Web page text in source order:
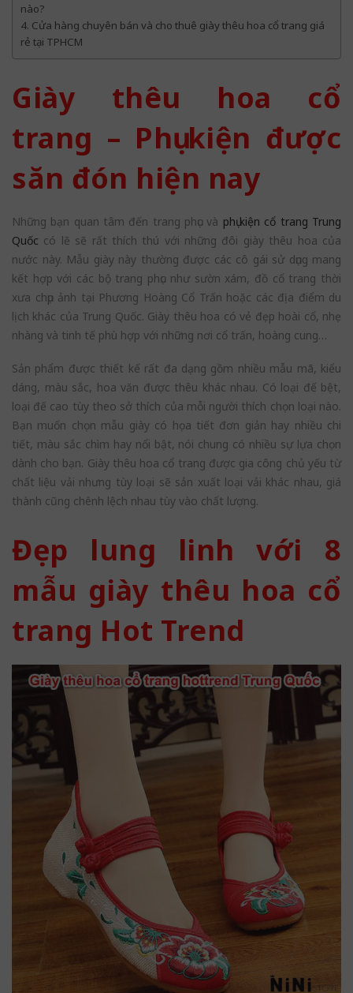
nào?
Cửa hàng chuyên bán và cho thuê giày thêu hoa cổ trang giá
rẻ tại TPHCM
Giày thêu hoa cổ
trang – Phụ kiện được
săn đón hiện nay
Những bạn quan tâm đến trang phục và phụ kiện cổ trang Trung
Quốc có lẽ sẽ rất thích thú với những đôi giày thêu hoa của
nước này. Mẫu giày này thường được các cô gái sử dụng mang
kết hợp với các bộ trang phục như sườn xám, đồ cổ trang thời
xưa chụp ảnh tại Phương Hoàng Cổ Trấn hoặc các địa điểm du
lịch khác của Trung Quốc. Giày thêu hoa có vẻ đẹp hoài cổ, nhẹ
nhàng và tinh tế phù hợp với những nơi cổ trấn, hoàng cung…
Sản phẩm được thiết kế rất đa dạng gồm nhiều mẫu mã, kiểu
dáng, màu sắc, hoa văn được thêu khác nhau. Có loại đế bệt,
loại đế cao tùy theo sở thích của mỗi người thích chọn loại nào.
Bạn muốn chọn mẫu giày có họa tiết đơn giản hay nhiều chi
tiết, màu sắc chìm hay nổi bật, nói chung có nhiều sự lựa chọn
dành cho bạn. Giày thêu hoa cổ trang được gia công chủ yếu từ
chất liệu vải nhưng tùy loại sẽ sản xuất loại vải khác nhau, giá
thành cũng chênh lệch nhau tùy vào chất lượng.
Đẹp lung linh với 8
mẫu giày thêu hoa cổ
trang Hot Trend